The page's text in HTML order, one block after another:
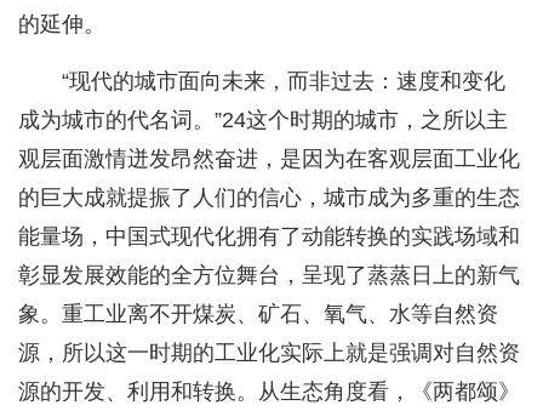
的延伸。
“现代的城市面向未来，而非过去：速度和变化
成为城市的代名词。”24这个时期的城市，之所以主
观层面激情迸发昂然奋进，是因为在客观层面工业化
的巨大成就提振了人们的信心，城市成为多重的生态
能量场，中国式现代化拥有了动能转换的实践场域和
彰显发展效能的全方位舞台，呈现了蒸蒸日上的新气
象。重工业离不开煤炭、矿石、氧气、水等自然资
源，所以这一时期的工业化实际上就是强调对自然资
源的开发、利用和转换。从生态角度看，《两都颂》